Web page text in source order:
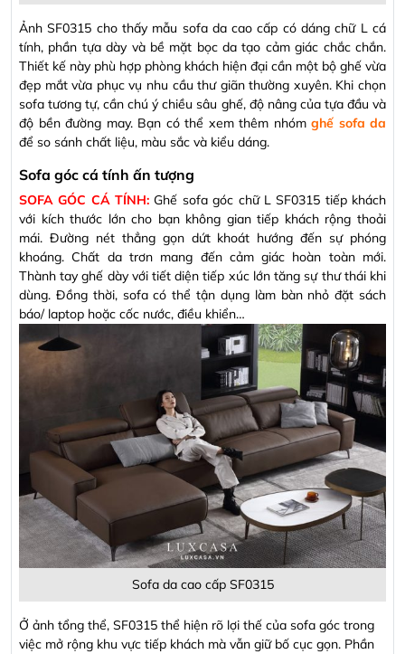
Ảnh SF0315 cho thấy mẫu sofa da cao cấp có dáng chữ L cá
tính, phần tựa dày và bề mặt bọc da tạo cảm giác chắc chắn.
Thiết kế này phù hợp phòng khách hiện đại cần một bộ ghế vừa
đẹp mắt vừa phục vụ nhu cầu thư giãn thường xuyên. Khi chọn
sofa tương tự, cần chú ý chiều sâu ghế, độ nâng của tựa đầu và
độ bền đường may. Bạn có thể xem thêm nhóm ghế sofa da
để so sánh chất liệu, màu sắc và kiểu dáng.
Sofa góc cá tính ấn tượng
SOFA GÓC CÁ TÍNH: Ghế sofa góc chữ L SF0315 tiếp khách
với kích thước lớn cho bạn không gian tiếp khách rộng thoải
mái. Đường nét thẳng gọn dứt khoát hướng đến sự phóng
khoáng. Chất da trơn mang đến cảm giác hoàn toàn mới.
Thành tay ghế dày với tiết diện tiếp xúc lớn tăng sự thư thái khi
dùng. Đồng thời, sofa có thể tận dụng làm bàn nhỏ đặt sách
báo/ laptop hoặc cốc nước, điều khiển…
Sofa da cao cấp SF0315
Ở ảnh tổng thể, SF0315 thể hiện rõ lợi thế của sofa góc trong
việc mở rộng khu vực tiếp khách mà vẫn giữ bố cục gọn. Phần